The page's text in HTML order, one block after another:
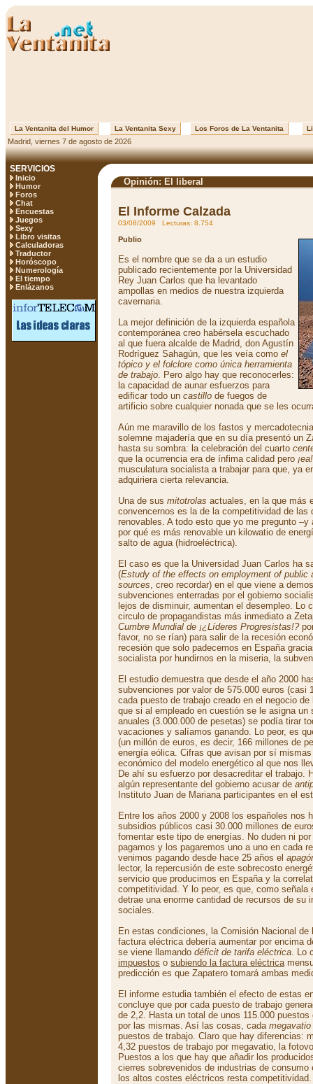
La Ventanita del Humor La Ventanita Sexy Los Foros de La Ventanita
Madrid, viernes 7 de agosto de 2026
SERVICIOS
Inicio
Humor
Foros
Chat
Encuestas
Juegos
Sexy
Libro visitas
Calculadoras
Traductor
Horóscopo
Numerología
El tiempo
Enlázanos
Opinión: El liberal
El Informe Calzada
03/08/2009 Lecturas: 8.754
Publio
Es el nombre que se da a un estudio
publicado recientemente por la Universidad
Rey Juan Carlos que ha levantado
ampollas en medios de nuestra izquierda
cavernaria.
La mejor definición de la izquierda española
contemporánea creo habérsela escuchado
al que fuera alcalde de Madrid, don Agustín
Rodríguez Sahagún, que les veía como el
tópico y el folclore como única herramienta
de trabajo. Pero algo hay que reconocerles:
la capacidad de aunar esfuerzos para
edificar todo un castillo de fuegos de
artificio sobre cualquier nonada que se les
Aún me maravillo de los fastos y
solemne majadería que en su día presentó un
hasta su sombra: la celebración del cuarto
que la ocurrencia era de ínfima calidad pero ¡ea!
musculatura socialista a trabajar para que, ya
adquiriera cierta relevancia.
Una de sus mitotrolas actuales, en la que más
convencernos es la de la competitividad de las
renovables. A todo esto que yo me pregunto
por qué es más renovable un kilowatio de
salto de agua (hidroeléctrica).
El caso es que la Universidad Juan Carlos ha
(Estudy of the effects on employment of public
sources, creo recordar) en el que viene a
subvenciones enterradas por el gobierno
lejos de disminuir, aumentan el desempleo. Lo
circulo de propagandistas más inmediato a
Cumbre Mundial de ¡¿Líderes Progresistas!?
favor, no se rían) para salir de la recesión
recesión que solo padecemos en España
socialista por hundirnos en la miseria, la
El estudio demuestra que desde el año 2000
subvenciones por valor de 575.000 euros (casi
cada puesto de trabajo creado en el negocio
que si al empleado en cuestión se le asigna un
anuales (3.000.000 de pesetas) se podía tirar
vacaciones y salíamos ganando. Lo peor, es
(un millón de euros, es decir, 166 millones de
energía eólica. Cifras que avisan por sí
económico del modelo energético al que nos
De ahí su esfuerzo por desacreditar el trabajo.
algún representante del gobierno acusar de
Instituto Juan de Mariana participantes en el
Entre los años 2000 y 2008 los españoles nos
subsidios públicos casi 30.000 millones de
fomentar este tipo de energías. No duden ni
pagamos y los pagaremos uno a uno en cada
venimos pagando desde hace 25 años el
lector, la repercusión de este sobrecosto
servicio que producimos en España y la
competitividad. Y lo peor, es que, como señala
detrae una enorme cantidad de recursos de su
sociales.
En estas condiciones, la Comisión Nacional
factura eléctrica debería aumentar por encima
se viene llamando déficit de tarifa eléctrica. Lo
impuestos o subiendo la factura eléctrica
predicción es que Zapatero tomará ambas
El informe estudia también el efecto de estas
concluye que por cada puesto de trabajo
de 2,2. Hasta un total de unos 115.000
por las mismas. Así las cosas, cada megavatio
puestos de trabajo. Claro que hay diferencias:
4,32 puestos de trabajo por megavatio, la
Puestos a los que hay que añadir los
cierres sobrevenidos de industrias de
los altos costes eléctricos resta competitividad.